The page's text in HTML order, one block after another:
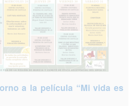
a la película “Mi vida es